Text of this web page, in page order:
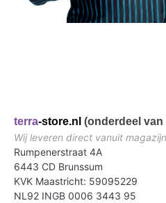
terra-store.nl (onderdeel
Wij leveren direct vanuit
Rumpenerstraat 4A
6443 CD Brunssum
KVK Maastricht: 59095229
NL92 INGB 0006 3443 95